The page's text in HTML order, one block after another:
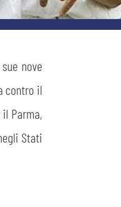
nove
contro il
Parma,
Stati